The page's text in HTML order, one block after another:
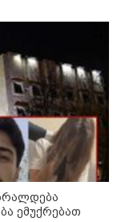
სრული
წევრი
წლის
აგვისტოს
ემუქრებათ